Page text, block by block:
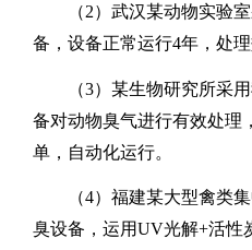
（2） 武汉某动物实验
备，设备正常运行4年，处
（3）某生物研究所采
备对动物臭气进行有效处理
单，自动化运行。
（4）福建某大型禽类
臭设备，运用UV光解+活性